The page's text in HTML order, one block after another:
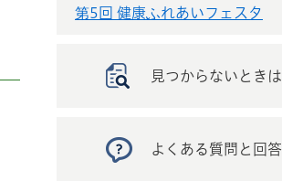
第5回 健康ふれあいフェスタ
見つからないときは
よくある質問と回答